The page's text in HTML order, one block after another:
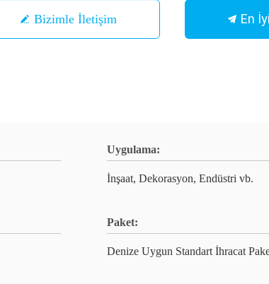
Bizimle İletişim En
Uygulama:
İnşaat, Dekorasyon, Endüstri vb.
Paket:
Denize Uygun Standart İhracat